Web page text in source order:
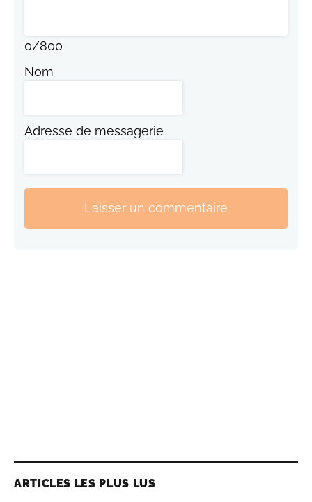
0/800
Nom
Adresse de messagerie
Laisser un commentaire
ARTICLES LES PLUS LUS